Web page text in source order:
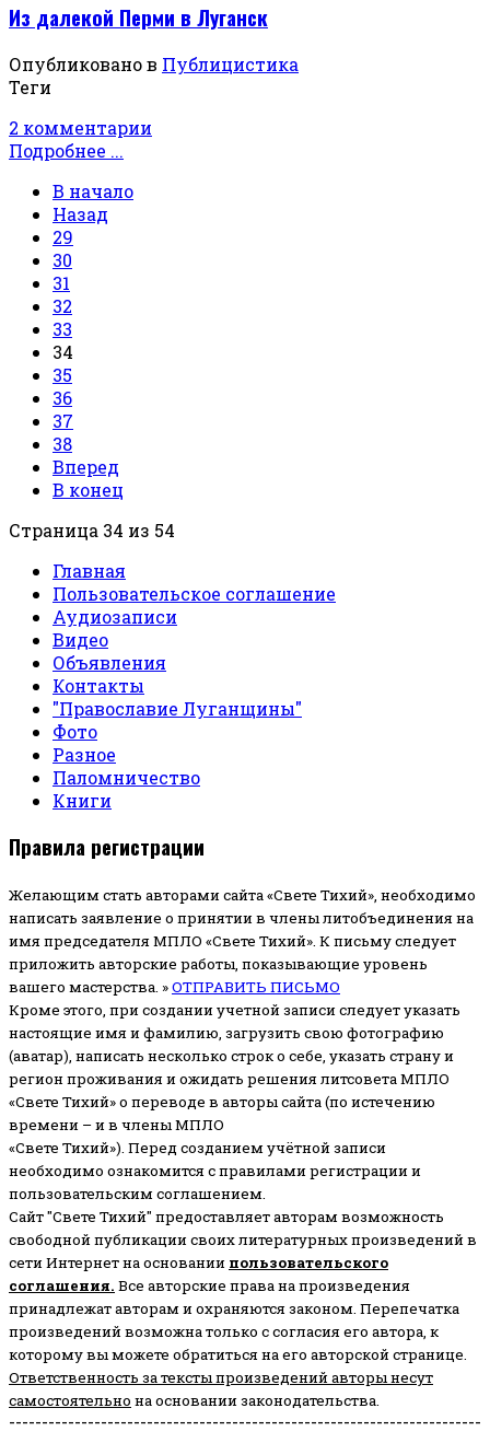
Из далекой Перми в Луганск
Опубликовано в Публицистика
Теги
2 комментарии
Подробнее ...
В начало
Назад
29
30
31
32
33
34
35
36
37
38
Вперед
В конец
Страница 34 из 54
Главная
Пользовательское соглашение
Аудиозаписи
Видео
Объявления
Контакты
"Православие Луганщины"
Фото
Разное
Паломничество
Книги
Правила регистрации
Желающим стать авторами сайта «Свете Тихий», необходимо
написать заявление о принятии в члены литобъединения на
имя председателя МПЛО «Свете Тихий». К письму следует
приложить авторские работы, показывающие уровень
вашего мастерства. »ОТПРАВИТЬ ПИСЬМО
Кроме этого, при создании учетной записи следует указать
настоящие имя и фамилию, загрузить свою фотографию
(аватар), написать несколько строк о себе, указать страну и
регион проживания и ожидать решения литсовета МПЛО
«Свете Тихий» о переводе в авторы сайта (по истечению
времени – и в члены МПЛО
«Свете Тихий»). Перед созданием учётной записи
необходимо ознакомится с правилами регистрации и
пользовательским соглашением.
Сайт "Свете Тихий" предоставляет авторам возможность
свободной публикации своих литературных произведений в
сети Интернет на основании пользовательского
соглашения. Все авторские права на произведения
принадлежат авторам и охраняются законом. Перепечатка
произведений возможна только с согласия его автора, к
которому вы можете обратиться на его авторской странице.
Ответственность за тексты произведений авторы несут
самостоятельно на основании законодательства.
------------------------------------------------------------------------